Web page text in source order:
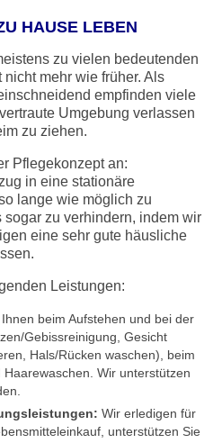
und Leistungen
HAUSE LEBEN
zu vielen bedeutenden
mehr wie früher. Als
empfinden viele
Umgebung verlassen
zu ziehen.
Pflegekonzept an:
in eine stationäre
lange wie möglich zu
zu verhindern, indem wir
eine sehr gute häusliche
Leistungen:
beim Aufstehen und bei der
Gebissreinigung, Gesicht
Hals/Rücken waschen), beim
Wir unterstützen
Wir erledigen für
unterstützen Sie